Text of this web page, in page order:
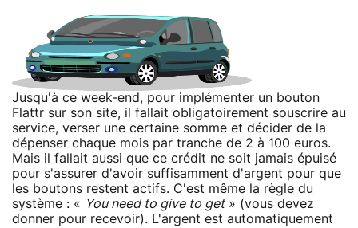
Jusqu'à ce week-end, pour implémenter un bouton
Flattr sur son site, il fallait obligatoirement souscrire au
service, verser une certaine somme et décider de la
dépenser chaque mois par tranche de 2 à 100 euros.
Mais il fallait aussi que ce crédit ne soit jamais épuisé
pour s'assurer d'avoir suffisamment d'argent pour que
les boutons restent actifs. C'est même la règle du
système : « You need to give to get» (vous devez
donner pour recevoir). L'argent est automatiquement